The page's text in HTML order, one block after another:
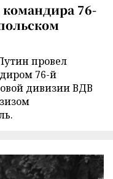
76-
провел
76-й
дивизии ВДВ